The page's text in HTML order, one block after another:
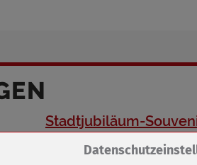
Stadtjubiläum-
Zum Betrieb der Seite notwendige